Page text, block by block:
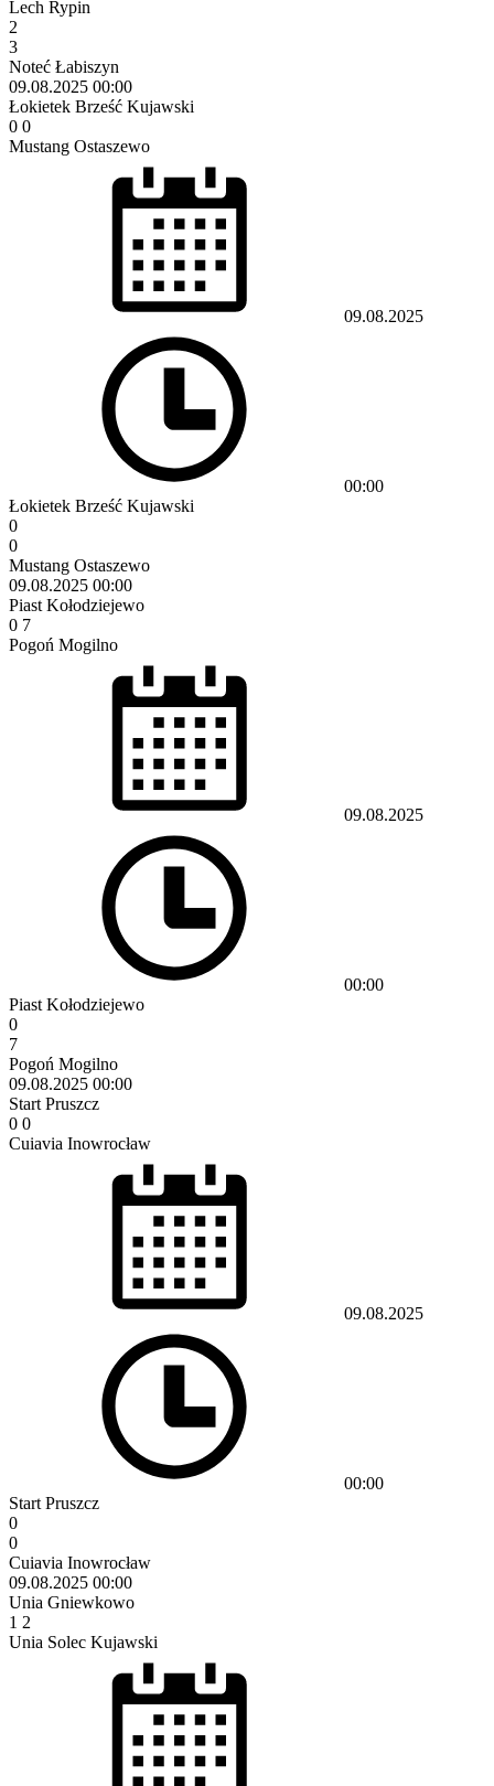
Lech Rypin
2
3
Noteć Łabiszyn
09.08.2025 00:00
Łokietek Brześć Kujawski
0 0
Mustang Ostaszewo
09.08.2025
00:00
Łokietek Brześć Kujawski
0
0
Mustang Ostaszewo
09.08.2025 00:00
Piast Kołodziejewo
0 7
Pogoń Mogilno
09.08.2025
00:00
Piast Kołodziejewo
0
7
Pogoń Mogilno
09.08.2025 00:00
Start Pruszcz
0 0
Cuiavia Inowrocław
09.08.2025
00:00
Start Pruszcz
0
0
Cuiavia Inowrocław
09.08.2025 00:00
Unia Gniewkowo
1 2
Unia Solec Kujawski